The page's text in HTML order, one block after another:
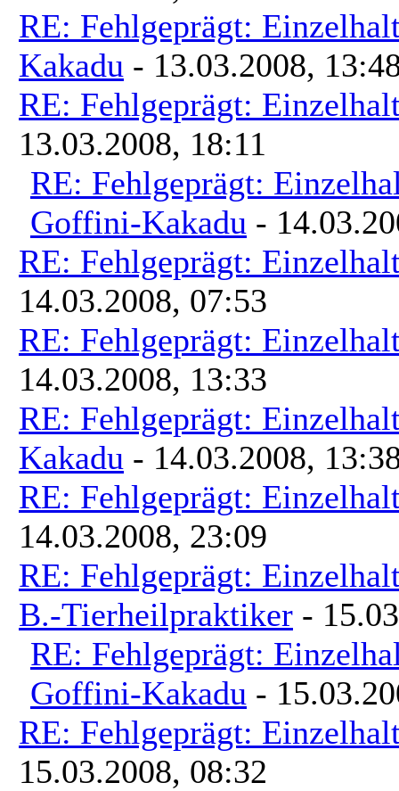
RE: Fehlgeprägt:
Kakadu - 13.03.2008,
RE: Fehlgeprägt:
13.03.2008, 18:11
RE: Fehlgeprägt:
Goffini-Kakadu -
RE: Fehlgeprägt:
14.03.2008, 07:53
RE: Fehlgeprägt:
14.03.2008, 13:33
RE: Fehlgeprägt:
Kakadu - 14.03.2008,
RE: Fehlgeprägt:
14.03.2008, 23:09
RE: Fehlgeprägt:
B.-Tierheilpraktiker -
RE: Fehlgeprägt:
Goffini-Kakadu -
RE: Fehlgeprägt:
15.03.2008, 08:32